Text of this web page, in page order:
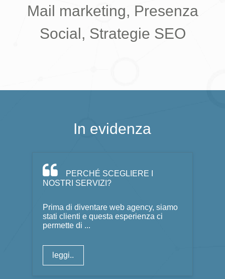
Mail marketing, Presenza
Social, Strategie SEO
In evidenza
PERCHÉ SCEGLIERE I
NOSTRI SERVIZI?
Prima di diventare web agency, siamo
stati clienti e questa esperienza ci
permette di ...
leggi..